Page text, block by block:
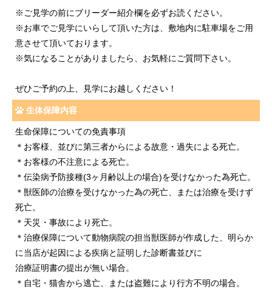
※ご見学の前にブリーダー紹介欄を必ずお読ください。
※お車でご見学にいらして頂いた方は、敷地内に駐車場をご用
意させて頂いております。
※気になることがありましたら、お気軽にご質問下さい。
ぜひご予約の上、見学にお越しください！
生体保障内容
生命保障についての免責事項
＊お客様、並びに第三者からによる故意・過失による死亡。
＊お客様の不注意による死亡。
＊伝染病予防接種(3ヶ月齢以上の場合)を受けなかった為死亡。
＊獣医師の治療を受けなかった為の死亡、または治療を受けず
死亡。
＊天災・事故により死亡。
＊治療保障について動物病院の担当獣医師が作成した、明らか
に当店が起因による疾病と証明した診断書並びに
治療証明書の提出が無い場合。
＊自宅・猫舎から逃亡、または盗難により行方不明の場合。